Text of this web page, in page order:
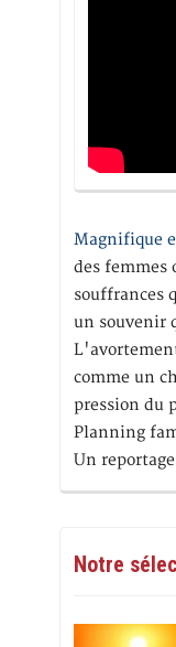
Magnifique
des femmes
souffrances
un souvenir
comme un
pression du
Planning
Un
Notre